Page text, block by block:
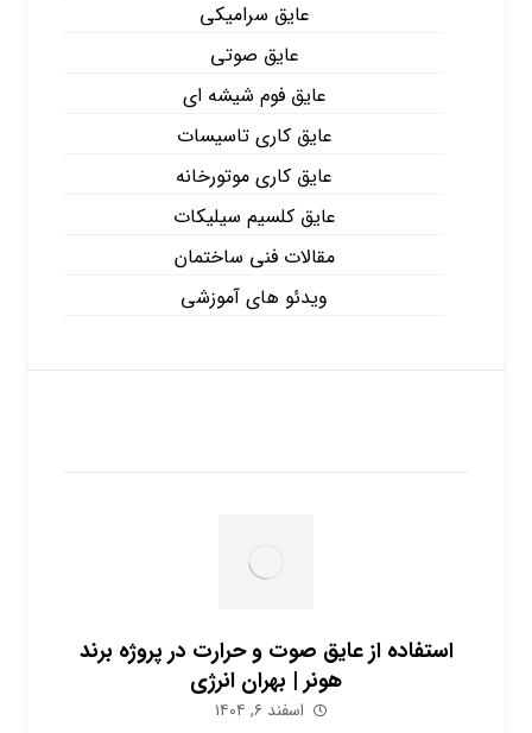
عایق سرامیکی
عایق صوتی
عایق فوم شیشه ای
عایق کاری تاسیسات
عایق کاری موتورخانه
عایق کلسیم سیلیکات
مقالات فنی ساختمان
ویدئو های آموزشی
استفاده از عایق صوت و حرارت در پروژه برند
هونر | بهران انرژی
اسفند ۶, ۱۴۰۴